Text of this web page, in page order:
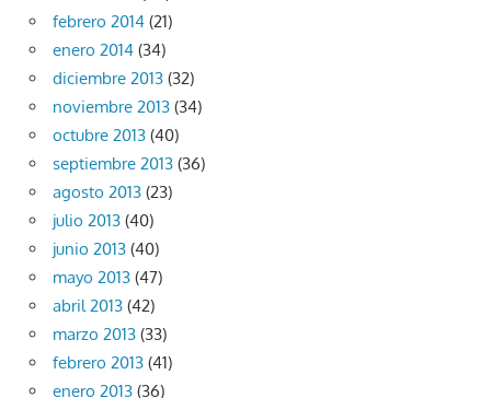
febrero 2014 (21)
enero 2014 (34)
diciembre 2013 (32)
noviembre 2013 (34)
octubre 2013 (40)
septiembre 2013 (36)
agosto 2013 (23)
julio 2013 (40)
junio 2013 (40)
mayo 2013 (47)
abril 2013 (42)
marzo 2013 (33)
febrero 2013 (41)
enero 2013 (36)